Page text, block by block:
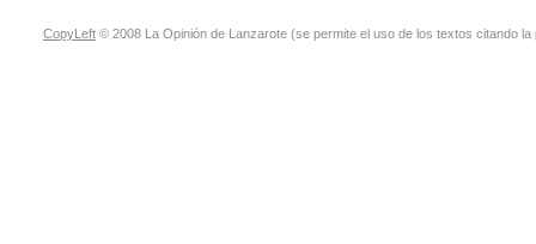
CopyLeft © 2008 La Opinión de Lanzarote (se permite el uso de los textos citando